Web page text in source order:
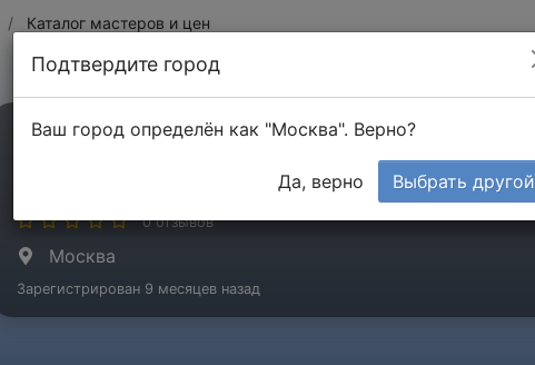
/ Каталог мастеров и цен
Стах Игорь
0 отзывов
Москва
Зарегистрирован 9 месяцев назад
Подтвердите город
Ваш город определён как "Москва". Верно?
Да, верно Выбрать другой